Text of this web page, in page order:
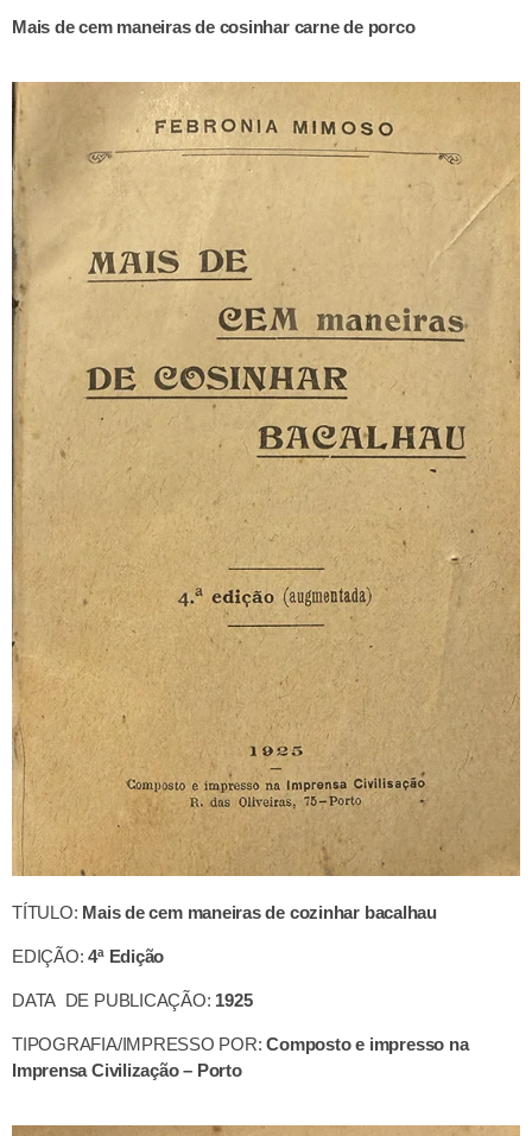
Mais de cem maneiras de cosinhar carne de porco
TÍTULO: Mais de cem maneiras de cozinhar bacalhau
EDIÇÃO:4ª Edição
DATA DE PUBLICAÇÃO: 1925
TIPOGRAFIA/IMPRESSO POR:Composto e impresso na
Imprensa Civilização – Porto